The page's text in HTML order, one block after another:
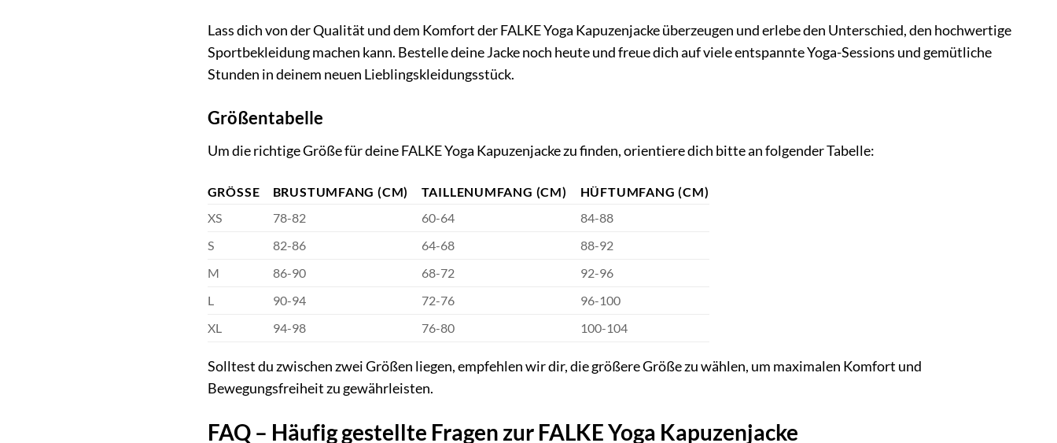
Lass dich von der Qualität und dem Komfort der FALKE Yoga Kapuzenjacke überzeugen und erlebe den Unterschied, den hochwertige
Sportbekleidung machen kann. Bestelle deine Jacke noch heute und freue dich auf viele entspannte Yoga-Sessions und gemütliche
Stunden in deinem neuen Lieblingskleidungsstück.
Größentabelle
Um die richtige Größe für deine FALKE Yoga Kapuzenjacke zu finden, orientiere dich bitte an folgender Tabelle:
GRÖSSE BRUSTUMFANG (CM) TAILLENUMFANG (CM)
HÜFTUMFANG (CM)
XS
78-82 60-64
84-88
S
82-86 64-68
88-92
M
86-90 68-72
92-96
L
90-94 72-76
96-100
XL
94-98 76-80 100-104
Solltest du zwischen zwei Größen liegen, empfehlen wir dir, die größere Größe zu wählen, um maximalen Komfort und
Bewegungsfreiheit zu gewährleisten.
FAQ – Häufig gestellte Fragen zur FALKE Yoga Kapuzenjacke